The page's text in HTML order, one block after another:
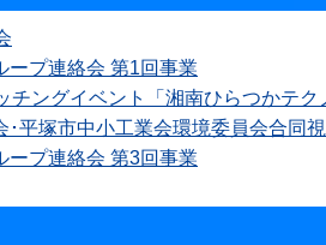
ープ連絡会 第1回事業
チングイベント「湘南ひらつかテク
･平塚市中小工業会環境委員会合同
ープ連絡会 第3回事業